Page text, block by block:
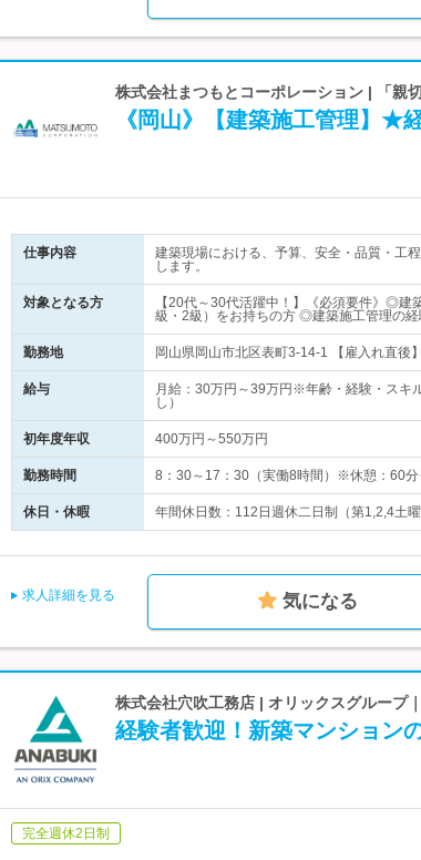
株式会社まつもとコーポレーション | 「親
《岡山》【建築施工管理】
仕事内容
建築現場における、予算、安全・品質・工
します。
対象となる方
【20代～30代活躍中！】《必須要件》◎
級・2級）をお持ちの方 ◎建築施工管理の経
勤務地 岡山県岡山市北区表町3-14-1 【雇入れ直後
給与
月給：30万円～39万円※年齢・経験・スキ
し）
初年度年収 400万円～550万円
勤務時間 8：30～17：30（実働8時間）※休憩：60
休日・休暇 年間休日数：112日週休二日制（第1,2,4土
求人詳細を見る 気になる
株式会社穴吹工務店 | オリックスグループ
経験者歓迎！新築マンション
完全週休2日制